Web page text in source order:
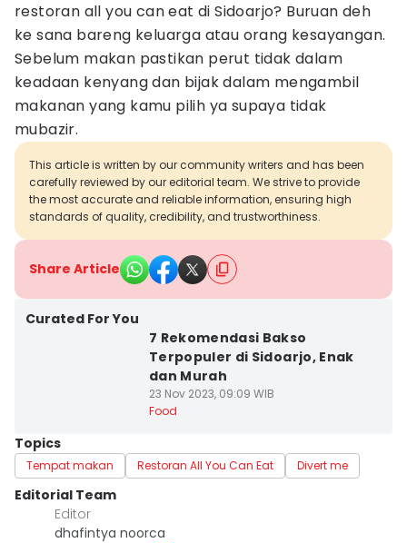
restoran all you can eat di Sidoarjo? Buruan deh
ke sana bareng keluarga atau orang kesayangan.
Sebelum makan pastikan perut tidak dalam
keadaan kenyang dan bijak dalam mengambil
makanan yang kamu pilih ya supaya tidak
mubazir.
This article is written by our community writers and has been
carefully reviewed by our editorial team. We strive to provide
the most accurate and reliable information, ensuring high
standards of quality, credibility, and trustworthiness.
Share Article
Curated For You
7 Rekomendasi Bakso
Terpopuler di Sidoarjo, Enak
dan Murah
23 Nov 2023, 09:09 WIB
Food
Topics
Tempat makan Restoran All You Can Eat Divert me
Editorial Team
Editor
dhafintya noorca